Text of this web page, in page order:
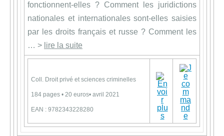
fonctionnent-elles ? Comment les juridictions
nationales et internationales sont-elles saisies
par les droits français et russe ? Comment les
… > lire la suite
Coll. Droit privé et sciences criminelles
184 pages • 20 euros• avril 2021
EAN : 9782343228280